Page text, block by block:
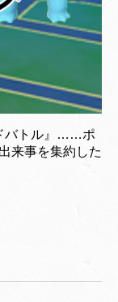
バトル』……ポ
来事を集約した